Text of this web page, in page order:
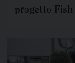
progetto